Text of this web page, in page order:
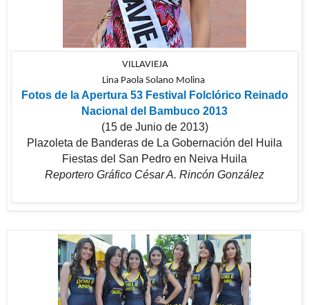
VILLAVIEJA
Lina Paola Solano Molina
Fotos de la Apertura 53 Festival Folclórico Reinado
Nacional del Bambuco 2013
(15 de Junio de 2013)
Plazoleta de Banderas de La Gobernación del Huila
Fiestas del San Pedro en Neiva Huila
Reportero Gráfico César A. Rincón González